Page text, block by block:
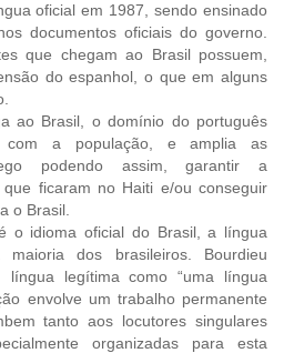
oficial em 1987, sendo ensinado
documentos oficiais do governo.
que chegam ao Brasil possuem,
do espanhol, o que em alguns
ao Brasil, o domínio do português
com a população, e amplia as
podendo assim, garantir a
ficaram no Haiti e/ou conseguir
o Brasil.
o idioma oficial do Brasil, a língua
maioria dos brasileiros. Bourdieu
legítima como “uma língua
envolve um trabalho permanente
tanto aos locutores singulares
organizadas para esta